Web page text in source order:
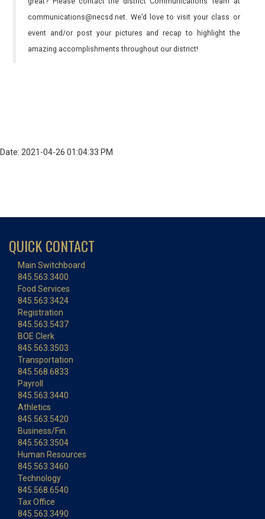
communications@necsd.net. We’d love to visit your class or
event and/or post your pictures and recap to highlight the
amazing accomplishments throughout our district!
Date: 2021-04-26 01:04:33 PM
QUICK CONTACT
Main Switchboard
845.563.3400
Food Services
845.563.3424
Registration
845.563.5437
BOE Clerk
845.563.3503
Transportation
845.568.6833
Payroll
845.563.3440
Athletics
845.563.5420
Business/Fin.
845.563.3504
Human Resources
845.563.3460
Technology
845.568.6540
Tax Office
845.563.3490